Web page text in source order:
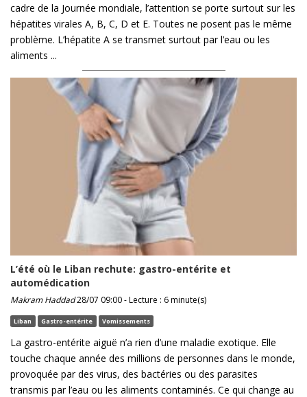
cadre de la Journée mondiale, l’attention se porte surtout sur les
hépatites virales A, B, C, D et E. Toutes ne posent pas le même
problème. L’hépatite A se transmet surtout par l’eau ou les
aliments ...
L’été où le Liban rechute: gastro-entérite et
automédication
Makram Haddad28/07 09:00 - Lecture : 6 minute(s)
Liban Gastro-entérite Vomissements
La gastro-entérite aiguë n’a rien d’une maladie exotique. Elle
touche chaque année des millions de personnes dans le monde,
provoquée par des virus, des bactéries ou des parasites
transmis par l’eau ou les aliments contaminés. Ce qui change au